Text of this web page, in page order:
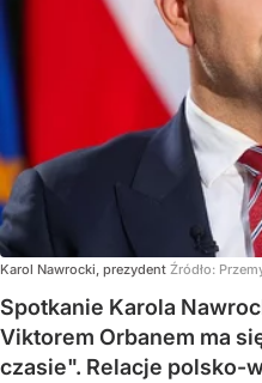
Karol Nawrocki, prezydent Źródło:
Spotkanie Karola
Viktorem Orbanem ma
czasie". Relacje polsko-